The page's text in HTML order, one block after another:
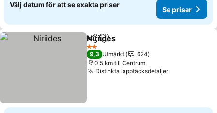
Välj datum för att se exakta priser
Se priser
Dela Lägg till i Mina Favoriter
Niriides
2 Stjärnor
9,3 Utmärkt
624
0.5 km till Centrum
Distinkta lapptäcksdetaljer